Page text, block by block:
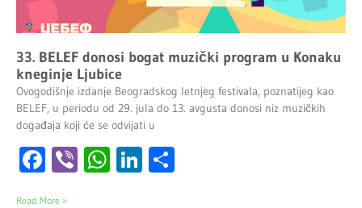
33. BELEF donosi bogat muzički program u Konaku
kneginje Ljubice
Ovogodišnje izdanje Beogradskog letnjeg festivala, poznatijeg kao
BELEF, u periodu od 29. jula do 13. avgusta donosi niz muzičkih
događaja koji će se odvijati u
Facebook
ViberWhatsApp
LinkedIn
Read More »